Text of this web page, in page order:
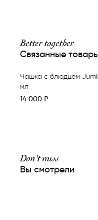
Better together
Связанные
Чашка с блюдцем
мл
14 000 ₽
Don't miss
Вы смотрели